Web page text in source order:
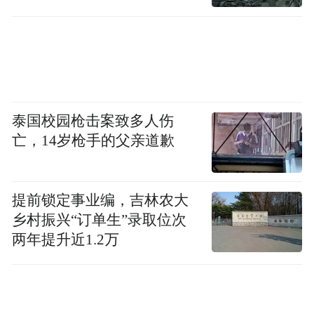
泰国校园枪击案致多人伤
亡，14岁枪手的父亲道歉
提前锁定事业编，吉林农大
乡村振兴“订单生”录取位次
两年提升近1.2万